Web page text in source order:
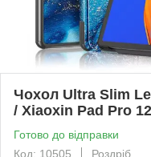
Чохол Ultra Slim
/ Xiaoxin Pad Pro
Готово до відправки
Код: 10505
Роздріб